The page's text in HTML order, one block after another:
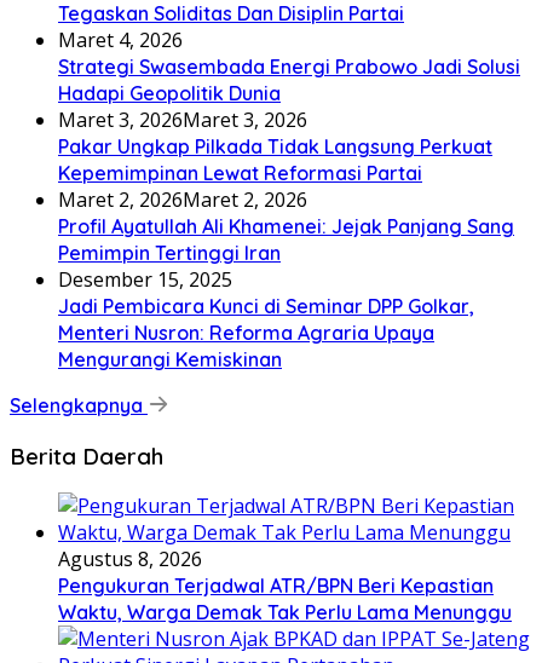
Tegaskan Soliditas Dan Disiplin Partai
Maret 4, 2026
Strategi Swasembada Energi Prabowo Jadi Solusi
Hadapi Geopolitik Dunia
Maret 3, 2026Maret 3, 2026
Pakar Ungkap Pilkada Tidak Langsung Perkuat
Kepemimpinan Lewat Reformasi Partai
Maret 2, 2026Maret 2, 2026
Profil Ayatullah Ali Khamenei: Jejak Panjang Sang
Pemimpin Tertinggi Iran
Desember 15, 2025
Jadi Pembicara Kunci di Seminar DPP Golkar,
Menteri Nusron: Reforma Agraria Upaya
Mengurangi Kemiskinan
Selengkapnya
Berita Daerah
Agustus 8, 2026
Pengukuran Terjadwal ATR/BPN Beri Kepastian
Waktu, Warga Demak Tak Perlu Lama Menunggu